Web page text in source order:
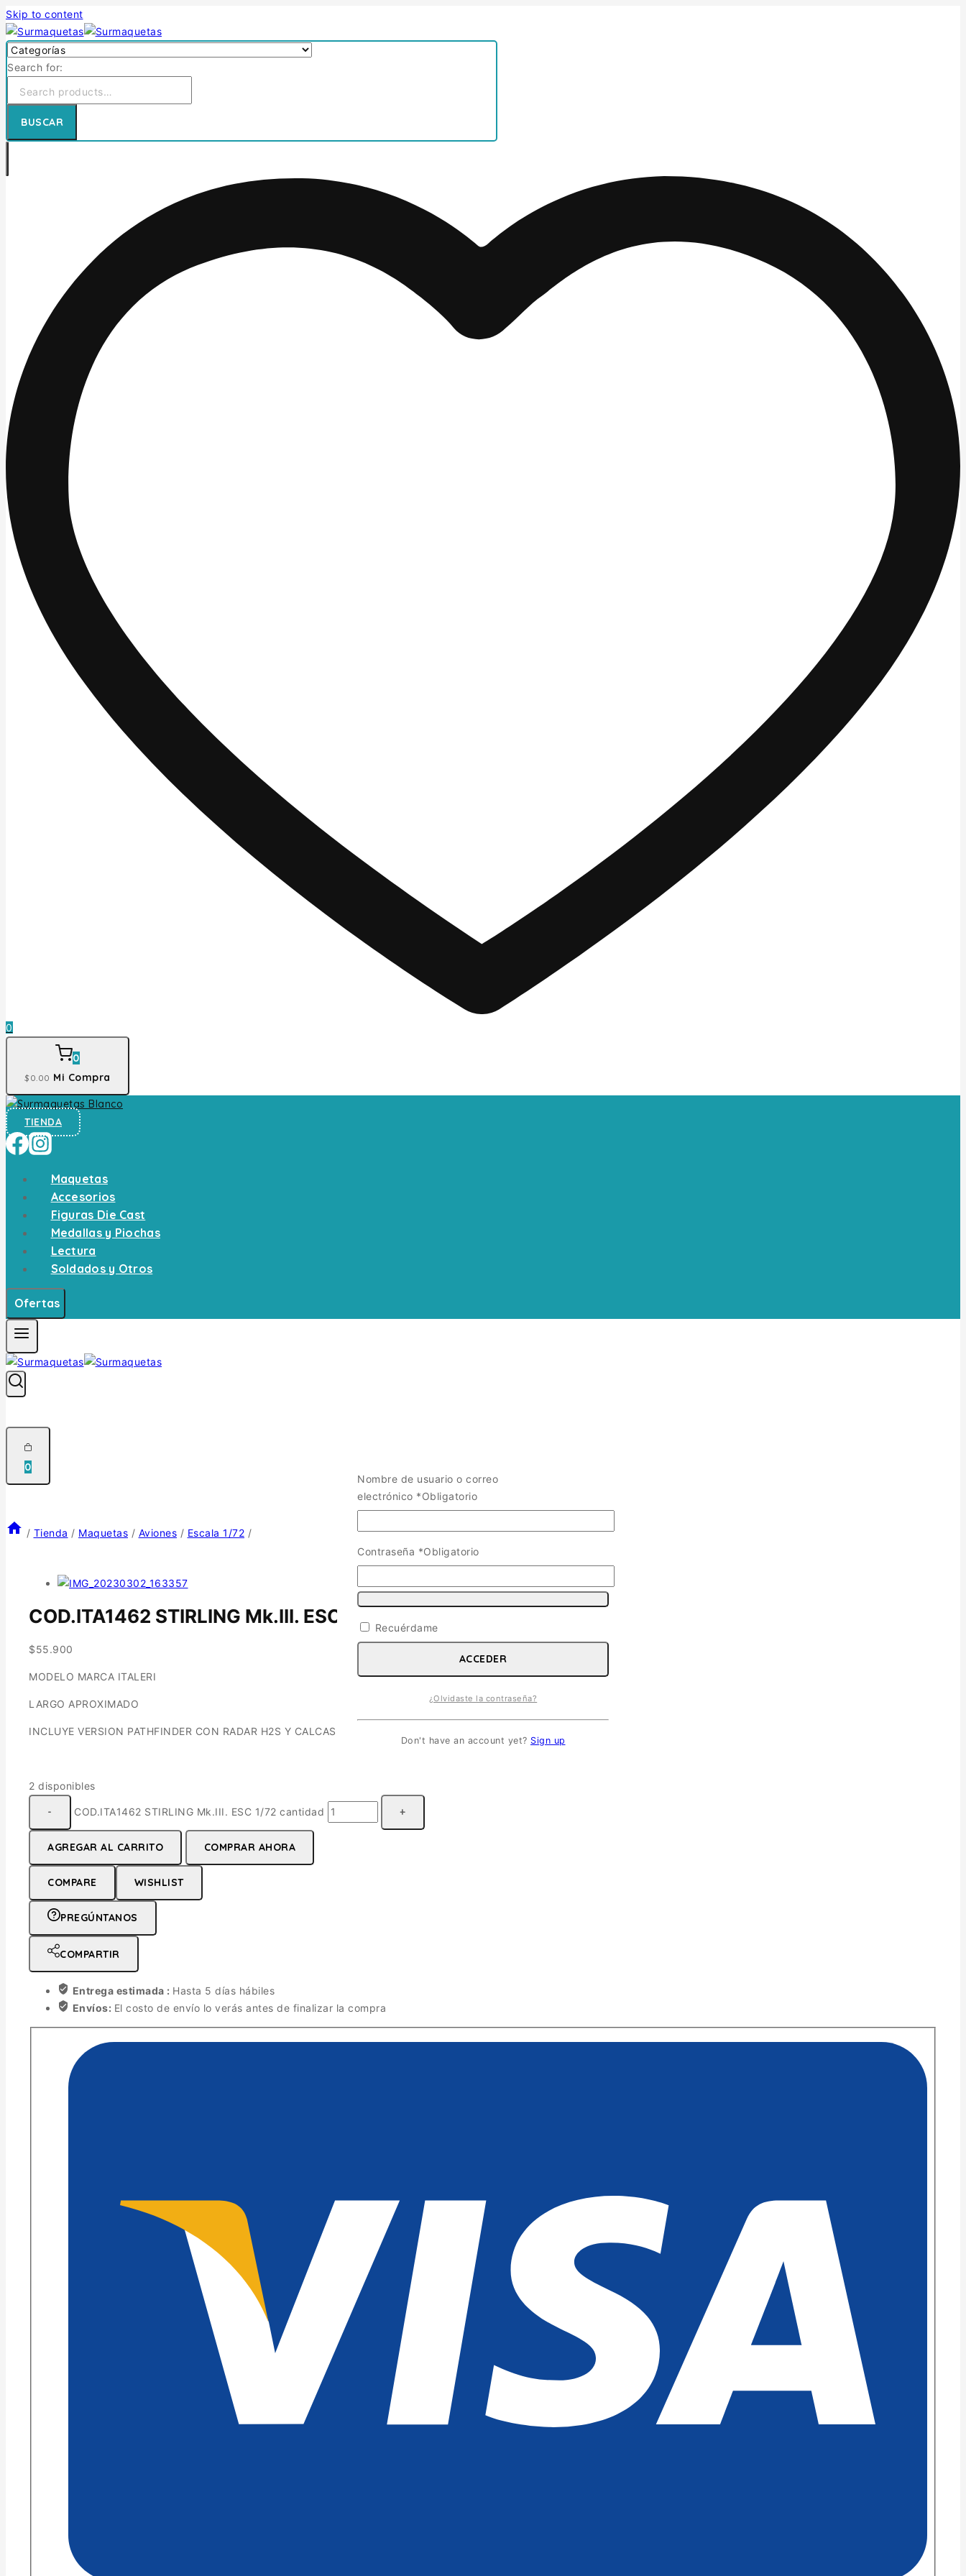
Skip to content
Search for:
BUSCAR
0
0
$0 .00 Mi Compra
TIENDA
Maquetas
Accesorios
Figuras Die Cast
Medallas y Piochas
Lectura
Soldados y Otros
Ofertas
0
/ Tienda / Maquetas / Aviones / Escala 1/72 /
COD.ITA1462 STIRLING Mk.III. ESC 1/72
$55.900
MODELO MARCA ITALERI
LARGO APROXIMADO
INCLUYE VERSION PATHFINDER CON RADAR H2S Y CALCAS PARA 5 VERSIONES
2 disponibles
COD.ITA1462 STIRLING Mk.III. ESC 1/72 cantidad
AGREGAR AL CARRITO COMPRAR AHORA
COMPARE WISHLIST
PREGÚNTANOS
COMPARTIR
Entrega estimada : Hasta 5 días hábiles
Envíos: El costo de envío lo verás antes de finalizar la compra
Nombre de usuario o correo
electrónico *Obligatorio
Contraseña *Obligatorio
Recuérdame
ACCEDER
¿Olvidaste la contraseña?
Don't have an account yet? Sign up